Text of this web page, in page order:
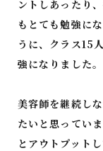
ントしあったり
もとても勉強に
うに、クラス15
強になりました。
美容師を継続し
たいと思ってい
とアウトプット